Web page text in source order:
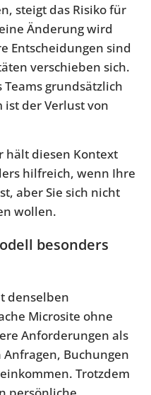
steigt das Risiko für
Änderung wird
Entscheidungen sind
verschieben sich.
Teams grundsätzlich
ist der Verlust von
hält diesen Kontext
hilfreich, wenn Ihre
aber Sie sich nicht
wollen.
besonders
denselben
Microsite ohne
Anforderungen als
Buchungen
Trotzdem